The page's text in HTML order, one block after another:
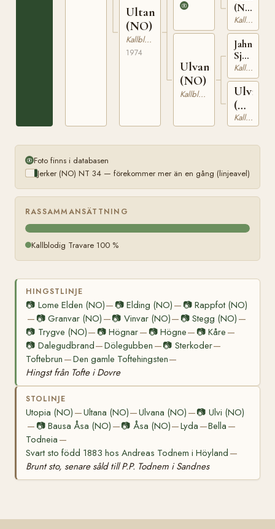
Ultana
(NO)
Kallblodig Travare
1974
2060
Ulvana
(NO)
Kallblodig Travare
(NO)
T-
22904
Kallblodig Travare
Jahn
Sjur
(NO)
T-
254
Kallblodig Travare
Ulvi
(NO)
T-Kallblodig Travare
Foto finns i databasen
Jerker (NO) NT 34 — förekommer mer än en gång (linjeavel)
RASSAMMANSÄTTNING
Kallblodig Travare 100 %
HINGSTLINJE
📷 Lome Elden (NO)— 📷Elding (NO) — 📷 Rappfot (NO)
— 📷Granvar (NO) —📷 Vinvar (NO)— 📷Stegg (NO) —
📷 Trygve (NO)— 📷Högnar— 📷 Högne— 📷 Kåre —
📷 Dalegudbrand—Dölegubben —📷 Sterkoder—
Toftebrun —Den gamle Toftehingsten—
Hingst från Tofte i Dovre
STOLINJE
Utopia (NO) —Ultana (NO)—Ulvana (NO) —📷 Ulvi (NO)
— 📷Bausa Åsa (NO) —📷 Åsa (NO)—Lyda —Bella —
Todneia —
Svart sto född 1883 hos Andreas Todnem i Höyland —
Brunt sto, senare såld till P.P. Todnem i Sandnes